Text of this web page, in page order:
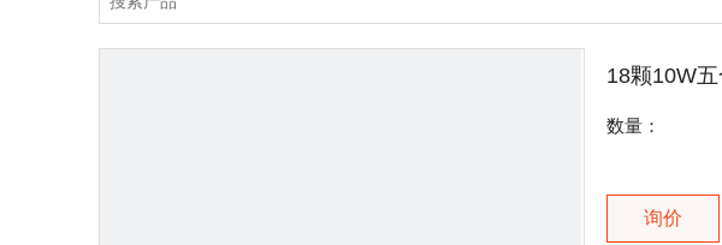
18颗10W
数量：
询价